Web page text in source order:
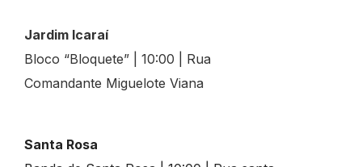
Jardim Icaraí
Bloco “Bloquete” | 10:00 | Rua
Comandante Miguelote Viana
Santa Rosa